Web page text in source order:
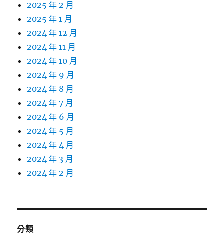
2025 年 2 月
2025 年 1 月
2024 年 12 月
2024 年 11 月
2024 年 10 月
2024 年 9 月
2024 年 8 月
2024 年 7 月
2024 年 6 月
2024 年 5 月
2024 年 4 月
2024 年 3 月
2024 年 2 月
分類